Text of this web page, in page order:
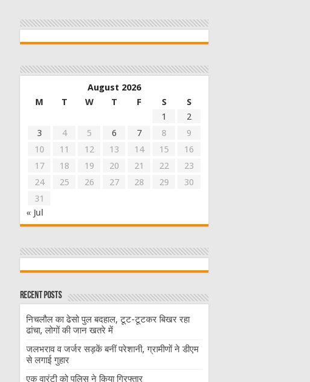
August 2026
M
T W T F S
S
1
2
3
4 5 6 7 8
9
10
11 12 13 14 15
16
17
18 19 20 21 22
23
24
25 26 27 28 29
30
31
« Jul
Recent Posts
निचलौल का ढेसो पुल बदहाल, टूट-टूटकर बिखर रहा
ढांचा, लोगों की जान खतरे में
जलभराव व जर्जर सड़कें बनीं परेशानी, ग्रामीणों ने डीएम
से लगाई गुहार
एक वारंटी को पुलिस ने किया गिरफ्तार